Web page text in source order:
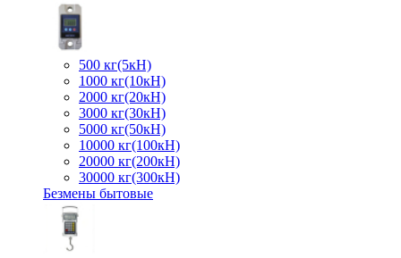
500 кг(5кН)
1000 кг(10кН)
2000 кг(20кН)
3000 кг(30кН)
5000 кг(50кН)
10000 кг(100кН)
20000 кг(200кН)
30000 кг(300кН)
Безмены бытовые